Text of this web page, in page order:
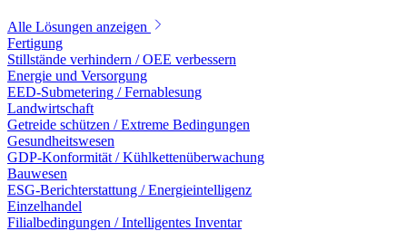
Alle Lösungen anzeigen
Fertigung
Stillstände verhindern / OEE verbessern
Energie und Versorgung
EED-Submetering / Fernablesung
Landwirtschaft
Getreide schützen / Extreme Bedingungen
Gesundheitswesen
GDP-Konformität / Kühlkettenüberwachung
Bauwesen
ESG-Berichterstattung / Energieintelligenz
Einzelhandel
Filialbedingungen / Intelligentes Inventar